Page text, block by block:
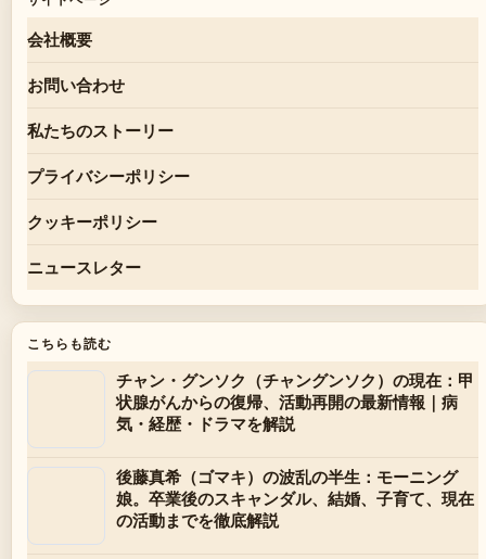
会社概要
お問い合わせ
私たちのストーリー
プライバシーポリシー
クッキーポリシー
ニュースレター
こちらも読む
チャン・グンソク（チャングンソク）の現在：甲
状腺がんからの復帰、活動再開の最新情報｜病
気・経歴・ドラマを解説
後藤真希（ゴマキ）の波乱の半生：モーニング
娘。卒業後のスキャンダル、結婚、子育て、現在
の活動までを徹底解説